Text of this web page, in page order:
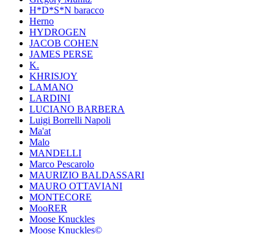
H*D*S*N baracco
Herno
HYDROGEN
JACOB COHEN
JAMES PERSE
K.
KHRISJOY
LAMANO
LARDINI
LUCIANO BARBERA
Luigi Borrelli Napoli
Ma'at
Malo
MANDELLI
Marco Pescarolo
MAURIZIO BALDASSARI
MAURO OTTAVIANI
MONTECORE
MooRER
Moose Knuckles
Moose Knuckles©️